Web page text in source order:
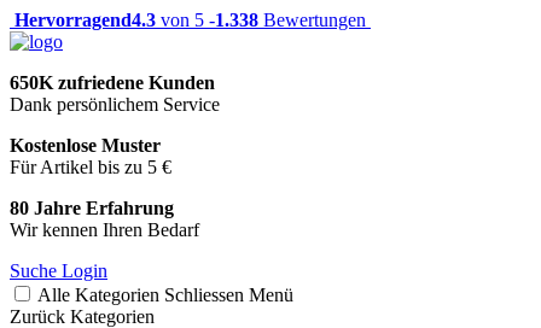
Hervorragend4.3 von 5 -1.338 Bewertungen
650K zufriedene Kunden
Dank persönlichem Service
Kostenlose Muster
Für Artikel bis zu 5 €
80 Jahre Erfahrung
Wir kennen Ihren Bedarf
Suche Login
Alle Kategorien Schliessen Menü
Zurück Kategorien